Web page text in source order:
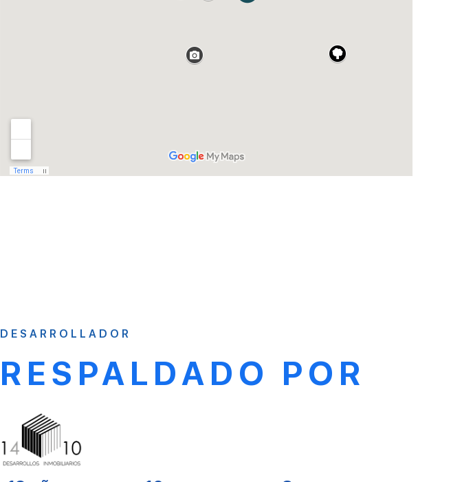
DESARROLLADOR
RESPALDADO POR